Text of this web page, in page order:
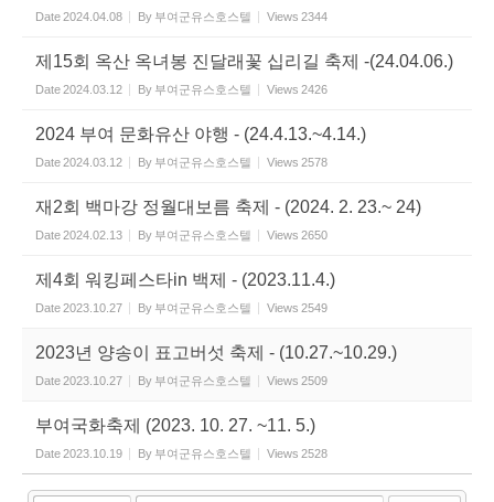
Date2024.04.08 By 부여군유스호스텔 Views 2344
제15회 옥산 옥녀봉 진달래꽃 십리길 축제 -(24.04.06.)
Date2024.03.12 By 부여군유스호스텔 Views 2426
2024 부여 문화유산 야행 - (24.4.13.~4.14.)
Date2024.03.12 By 부여군유스호스텔 Views 2578
재2회 백마강 정월대보름 축제 - (2024. 2. 23.~ 24)
Date2024.02.13 By 부여군유스호스텔 Views 2650
제4회 워킹페스타in 백제 - (2023.11.4.)
Date2023.10.27 By 부여군유스호스텔 Views 2549
2023년 양송이 표고버섯 축제 - (10.27.~10.29.)
Date2023.10.27 By 부여군유스호스텔 Views 2509
부여국화축제 (2023. 10. 27. ~11. 5.)
Date2023.10.19 By 부여군유스호스텔 Views 2528